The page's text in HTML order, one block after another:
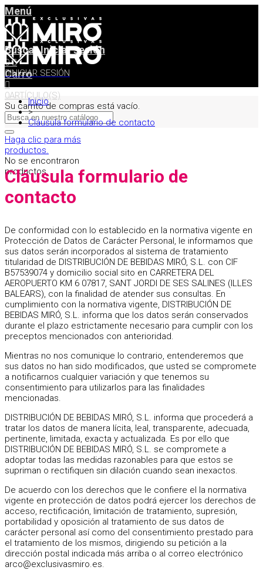
Menú
BuscarIniciar sesión
0
Carro
INICIAR SESIÓN
0ARTÍCULO(S)
Su carrito de compras está vacío.
Haga clic para más
productos.
No se encontraron
productos.
Inicio
>
Cláusula formulario de contacto
Cláusula formulario de
contacto
De conformidad con lo establecido en la normativa vigente en
Protección de Datos de Carácter Personal, le informamos que
sus datos serán incorporados al sistema de tratamiento
titularidad de DISTRIBUCIÓN DE BEBIDAS MIRÓ, S.L. con CIF
B57539074 y domicilio social sito en CARRETERA DEL
AEROPUERTO KM 6 07817, SANT JORDI DE SES SALINES (ILLES
BALEARS), con la finalidad de atender sus consultas. En
cumplimiento con la normativa vigente, DISTRIBUCIÓN DE
BEBIDAS MIRÓ, S.L. informa que los datos serán conservados
durante el plazo estrictamente necesario para cumplir con los
preceptos mencionados con anterioridad.
Mientras no nos comunique lo contrario, entenderemos que
sus datos no han sido modificados, que usted se compromete
a notificarnos cualquier variación y que tenemos su
consentimiento para utilizarlos para las finalidades
mencionadas.
DISTRIBUCIÓN DE BEBIDAS MIRÓ, S.L. informa que procederá a
tratar los datos de manera lícita, leal, transparente, adecuada,
pertinente, limitada, exacta y actualizada. Es por ello que
DISTRIBUCIÓN DE BEBIDAS MIRÓ, S.L. se compromete a
adoptar todas las medidas razonables para que estos se
supriman o rectifiquen sin dilación cuando sean inexactos.
De acuerdo con los derechos que le confiere el la normativa
vigente en protección de datos podrá ejercer los derechos de
acceso, rectificación, limitación de tratamiento, supresión,
portabilidad y oposición al tratamiento de sus datos de
carácter personal así como del consentimiento prestado para
el tratamiento de los mismos, dirigiendo su petición a la
dirección postal indicada más arriba o al correo electrónico
arco@exclusivasmiro.es.